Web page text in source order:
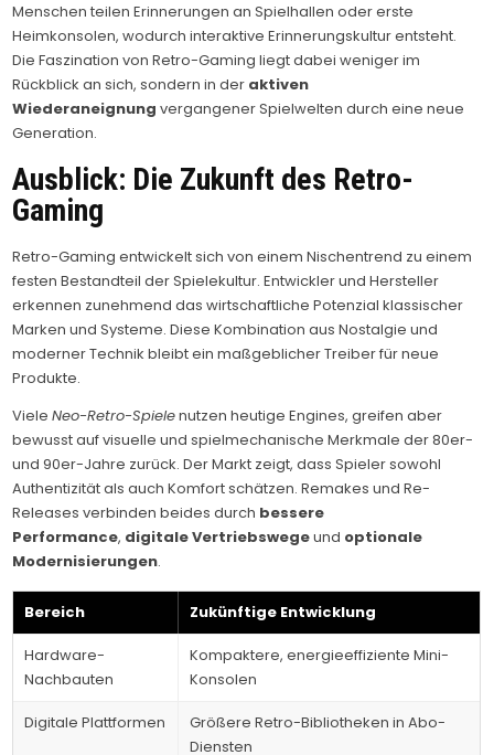
Menschen teilen Erinnerungen an Spielhallen oder erste
Heimkonsolen, wodurch interaktive Erinnerungskultur entsteht.
Die Faszination von Retro-Gaming liegt dabei weniger im
Rückblick an sich, sondern in der aktiven
Wiederaneignung vergangener Spielwelten durch eine neue
Generation.
Ausblick: Die Zukunft des Retro-
Gaming
Retro-Gaming entwickelt sich von einem Nischentrend zu einem
festen Bestandteil der Spielekultur. Entwickler und Hersteller
erkennen zunehmend das wirtschaftliche Potenzial klassischer
Marken und Systeme. Diese Kombination aus Nostalgie und
moderner Technik bleibt ein maßgeblicher Treiber für neue
Produkte.
VieleNeo-Retro-Spielenutzen heutige Engines, greifen aber
bewusst auf visuelle und spielmechanische Merkmale der 80er-
und 90er-Jahre zurück. Der Markt zeigt, dass Spieler sowohl
Authentizität als auch Komfort schätzen. Remakes und Re-
Releases verbinden beides durch bessere
Performance, digitale Vertriebswegeund optionale
Modernisierungen.
Bereich Zukünftige Entwicklung
Hardware-
Nachbauten
Kompaktere, energieeffiziente Mini-
Konsolen
Digitale Plattformen
Größere Retro-Bibliotheken in Abo-
Diensten